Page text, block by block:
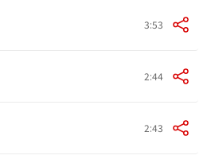
3:53
2:44
2:43